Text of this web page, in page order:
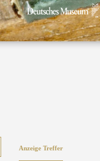
Anzeige Treffer